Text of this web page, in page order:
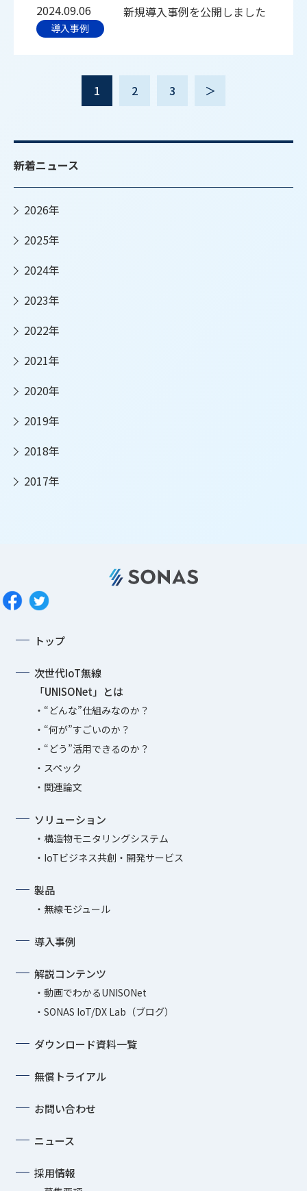
2024.09.06
導入事例
新規導入事例を公開しました
1 2 3 ＞
新着ニュース
2026年
2025年
2024年
2023年
2022年
2021年
2020年
2019年
2018年
2017年
トップ
次世代IoT無線
「UNISONet」とは
“どんな”仕組みなのか？
“何が”すごいのか？
“どう”活用できるのか？
スペック
関連論文
ソリューション
構造物モニタリングシステム
IoTビジネス共創・開発サービス
製品
無線モジュール
導入事例
解説コンテンツ
動画でわかるUNISONet
SONAS IoT/DX Lab（ブログ）
ダウンロード資料一覧
無償トライアル
お問い合わせ
ニュース
採用情報